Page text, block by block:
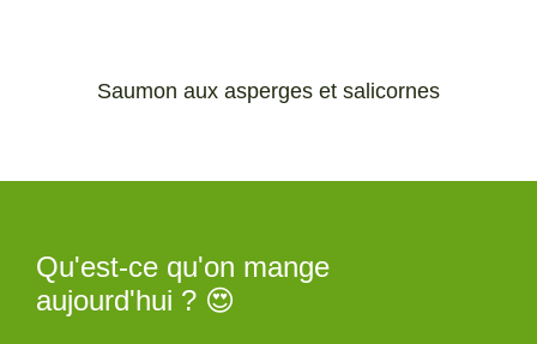
Saumon aux asperges et salicornes
Qu'est-ce qu'on mange
aujourd'hui ? 😍